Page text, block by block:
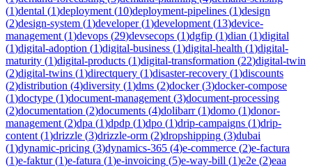
(1)dental (1)deployment (10)deployment-pipelines (1)design
(2)design-system (1)developer(1)development (13)device-
management (1)devops (29)devsecops (1)dgfip (1)dian (1)digital
(1)digital-adoption (1)digital-business (1)digital-health (1)digital-
maturity (1)digital-products (1)digital-transformation (22)digital-twin
(2)digital-twins (1)directquery (1)disaster-recovery (1)discounts
(2)distribution (4)diversity (1)dms (2)docker(3)docker-compose
(1)doctype (1)document-management (3)document-processing
(2)documentation (2)documents (4)dolibarr(1)domo (1)donor-
management (2)dpa (1)dpdp (1)dpo (1)drip-campaigns (1)drip-
content (1)drizzle (3)drizzle-orm (2)dropshipping (3)dubai
(1)dynamic-pricing (3)dynamics-365 (4)e-commerce (2)e-factura
(1)e-faktur(1)e-fatura (1)e-invoicing (5)e-way-bill (1)e2e (2)eaa